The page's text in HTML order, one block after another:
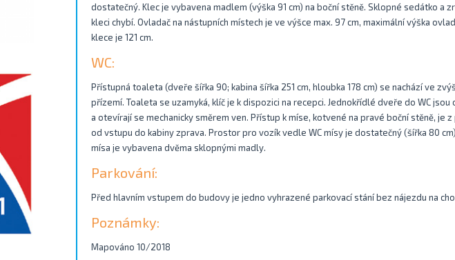
dostatečný. Klec je vybavena madlem (výška 91 cm) na boční stěně. Sklopné sedátko a
kleci chybí. Ovladač na nástupních místech je ve výšce max. 97 cm, maximální výška
klece je 121 cm.
WC:
Přístupná toaleta (dveře šířka 90; kabina šířka 251 cm, hloubka 178 cm) se nachází ve
přízemí. Toaleta se uzamyká, klíč je k dispozici na recepci. Jednokřídlé dveře do WC jsou
a otevírají se mechanicky směrem ven. Přístup k míse, kotvené na pravé boční stěně, je
od vstupu do kabiny zprava. Prostor pro vozík vedle WC mísy je dostatečný (šířka 80
mísa je vybavena dvěma sklopnými madly.
Parkování:
Před hlavním vstupem do budovy je jedno vyhrazené parkovací stání bez nájezdu na
Poznámky:
Mapováno 10/2018